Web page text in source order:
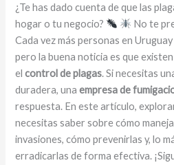
¿Te has dado cuenta de que las
hogar o tu negocio?
No te
Cada vez más personas en
pero la buena noticia es que
elcontrol de plagas. Si necesitas
duradera, unaempresa de
respuesta. En este artículo,
necesitas saber sobre cómo
invasiones, cómo prevenirlas y, lo
erradicarlas de forma efectiva.